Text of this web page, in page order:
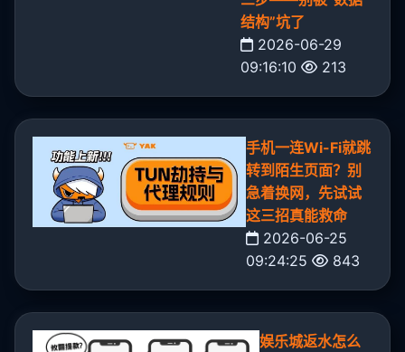
结构”坑了
2026-06-29
09:16:10
213
手机一连Wi-Fi就跳
转到陌生页面？别
急着换网，先试试
这三招真能救命
2026-06-25
09:24:25
843
娱乐城返水怎么